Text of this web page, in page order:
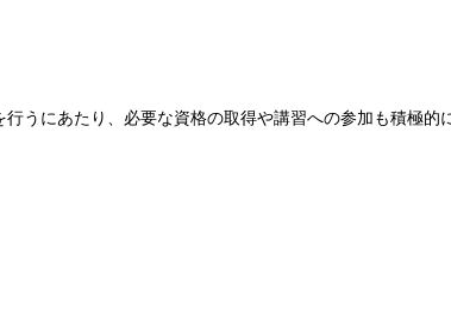
うにあたり、必要な資格の取得や講習への参加も積極的